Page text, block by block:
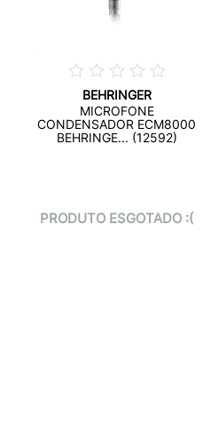
BEHRINGER
MICROFONE
CONDENSADOR ECM8000
BEHRINGE... (12592)
PRODUTO ESGOTADO :(